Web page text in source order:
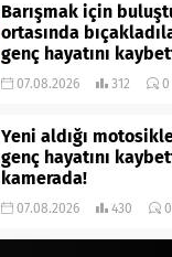
Barışmak için
ortasında
genç hayatını
07.08.2026 312 0
Yeni aldığı
genç hayatını
kamerada!
07.08.2026 430 0